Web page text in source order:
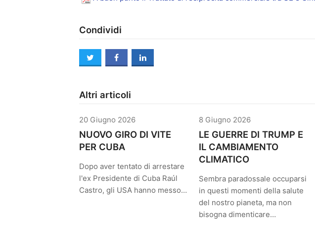
Condividi
twitter facebooklinkedin
Altri articoli
20 Giugno 2026
NUOVO GIRO DI VITE
PER CUBA
Dopo aver tentato di arrestare
l'ex Presidente di Cuba Raúl
Castro, gli USA hanno messo…
8 Giugno 2026
LE GUERRE DI TRUMP E
IL CAMBIAMENTO
CLIMATICO
Sembra paradossale occuparsi
in questi momenti della salute
del nostro pianeta, ma non
bisogna dimenticare…